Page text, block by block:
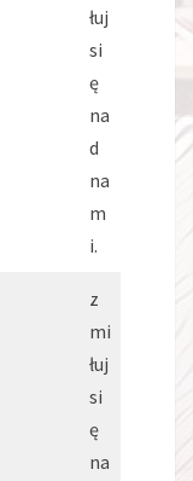
łuj
si
ę
na
d
na
m
i.
z
mi
łuj
si
ę
na